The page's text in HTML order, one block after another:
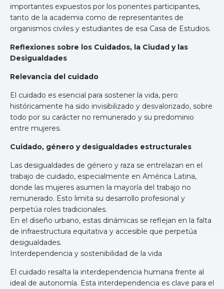
importantes expuestos por los ponentes participantes,
tanto de la academia como de representantes de
organismos civiles y estudiantes de esa Casa de Estudios.
Reflexiones sobre los Cuidados, la Ciudad y las
Desigualdades
Relevancia del cuidado
El cuidado es esencial para sostener la vida, pero
históricamente ha sido invisibilizado y desvalorizado, sobre
todo por su carácter no remunerado y su predominio
entre mujeres.
Cuidado, género y desigualdades estructurales
Las desigualdades de género y raza se entrelazan en el
trabajo de cuidado, especialmente en América Latina,
donde las mujeres asumen la mayoría del trabajo no
remunerado. Esto limita su desarrollo profesional y
perpetúa roles tradicionales.
En el diseño urbano, estas dinámicas se reflejan en la falta
de infraestructura equitativa y accesible que perpetúa
desigualdades.
Interdependencia y sostenibilidad de la vida
El cuidado resalta la interdependencia humana frente al
ideal de autonomía. Esta interdependencia es clave para el